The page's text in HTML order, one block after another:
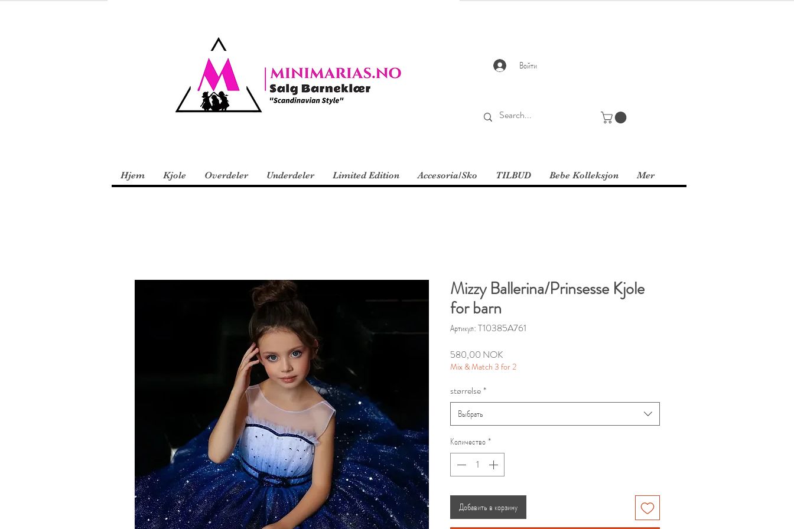
Войти
Hjem Kjole Overdeler Underdeler Limited Edition Accesoria/Sko TILBUD Bebe Kolleksjon Mer
Mizzy Ballerina/Prinsesse Kjole
for barn
Артикул: T10385A761
580,00 NOKЦена
Mix & Match 3 for 2
størrelse*
Выбрать
Количество*
Добавить в корзину